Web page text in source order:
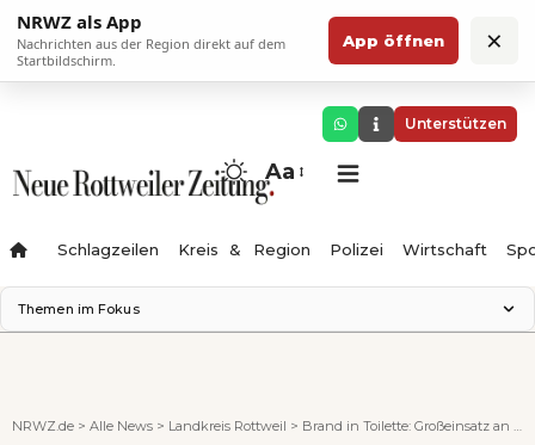
NRWZ als App
Nachrichten aus der Region direkt auf dem
Startbildschirm.
App öffnen ×
Unterstützen
Aa
Schlagzeilen Kreis & Region Polizei Wirtschaft
Themen im Fokus
Ferienzauber '26
NRWZ.de > Alle News > Landkreis Rottweil > Brand in Toilette: Großeinsatz an Sulgener Schule – keine Verletzten